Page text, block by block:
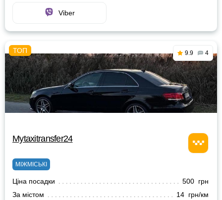
Viber
9.9 4
Mytaxitransfer24
МІЖМІСЬКІ
Ціна посадки
500 грн
За містом
14 грн/км